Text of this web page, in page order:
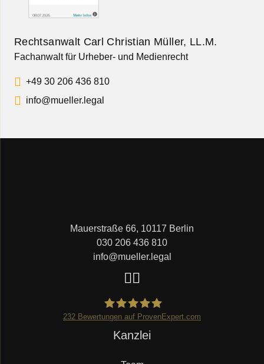
Rechtsanwalt Carl Christian Müller, LL.M.
Fachanwalt für Urheber- und Medienrecht
+49 30 206 436 810
info@mueller.legal
Mauerstraße 66, 10117 Berlin
030 206 436 810
info@mueller.legal
Mueller.legal
232 Bewertungen auf ProvenExpert.com
Kanzlei